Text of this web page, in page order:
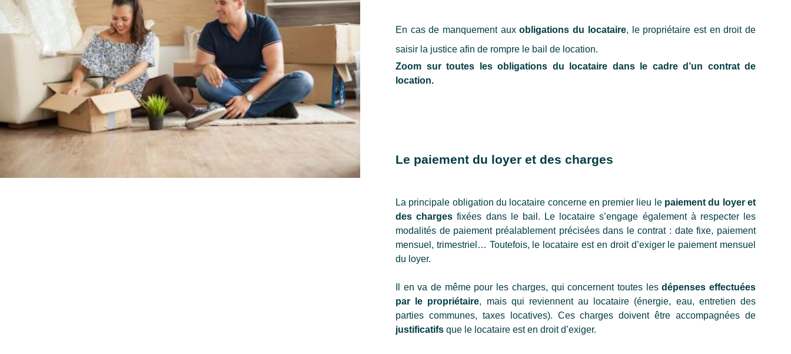
En cas de manquement aux obligations du locataire, le propriétaire est en droit de
saisir la justice afin de rompre le bail de location.
Zoom sur toutes les obligations du locataire dans le cadre d’un contrat de
location.
Le paiement du loyer et des charges
La principale obligation du locataire concerne en premier lieu le paiement du loyer et
des charges fixées dans le bail. Le locataire s’engage également à respecter les
modalités de paiement préalablement précisées dans le contrat : date fixe, paiement
mensuel, trimestriel… Toutefois, le locataire est en droit d’exiger le paiement mensuel
du loyer.
Il en va de même pour les charges, qui concernent toutes les dépenses effectuées
par le propriétaire, mais qui reviennent au locataire (énergie, eau, entretien des
justificatifs que le locataire est en droit d’exiger.